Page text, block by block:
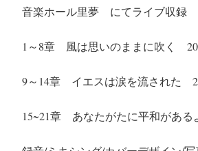
音楽ホール里夢 にてライブ収録
1～8章 風は思いのままに吹く
9～14章 イエスは涙を流された
15~21章 あなたがたに平和がある